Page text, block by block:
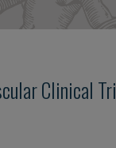
Clinical